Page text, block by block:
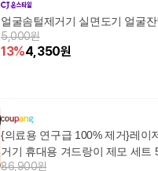
얼굴솜털제거기 실면도기 얼굴
5,000원
13%4,350원
{의료용 연구급 100% 제거}레이
거기 휴대용 겨드랑이 제모 세트
펄스 전신제모기LUPEIYA, 1세트,
86,900원